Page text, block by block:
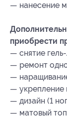
— нанесение
приобрести
— снятие
— ремонт
—
— укрепление
— дизайн (1
— матовый